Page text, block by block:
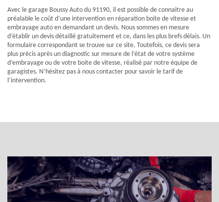
Avec le garage Boussy Auto du 91190, il est possible de connaitre au
préalable le coût d’une intervention en réparation boite de vitesse et
embrayage auto en demandant un devis. Nous sommes en mesure
d’établir un devis détaillé gratuitement et ce, dans les plus brefs délais. Un
formulaire correspondant se trouve sur ce site. Toutefois, ce devis sera
plus précis après un diagnostic sur mesure de l’état de votre système
d’embrayage ou de votre boite de vitesse, réalisé par notre équipe de
garagistes. N’hésitez pas à nous contacter pour savoir le tarif de
l’intervention.